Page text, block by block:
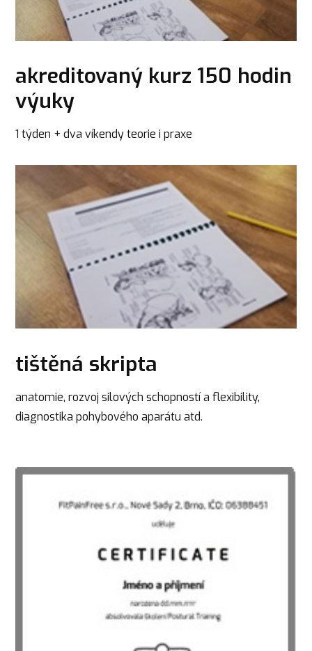
akreditovaný kurz 150 hodin
výuky
1 týden + dva víkendy teorie i praxe
tištěná skripta
anatomie, rozvoj silových schopností a flexibility,
diagnostika pohybového aparátu atd.